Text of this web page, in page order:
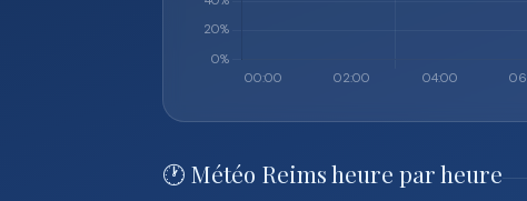
🕐 Météo Reims heure par heure